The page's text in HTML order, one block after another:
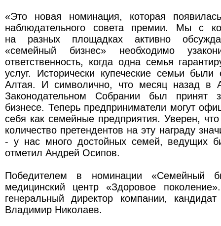
«Это новая номинация, которая
наблюдательного совета премии. Мы с
на разных площадках активно
«семейный бизнес» необходимо
ответственность, когда одна семья
услуг. Исторически купеческие семьи были
Алтая. И символично, что месяц назад в
Законодательном Собрании был принят
бизнесе. Теперь предприниматели могут
себя как семейные предприятия. Уверен,
количество претендентов на эту награду
- у нас много достойных семей, ведущих
отметил Андрей Осипов.
Победителем в номинации «Семейный
медицинский центр «Здоровое
генеральный директор компании,
Владимир Николаев.